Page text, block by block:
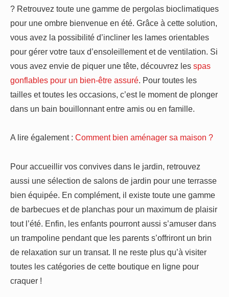
? Retrouvez toute une gamme de pergolas bioclimatiques
pour une ombre bienvenue en été. Grâce à cette solution,
vous avez la possibilité d’incliner les lames orientables
pour gérer votre taux d’ensoleillement et de ventilation. Si
vous avez envie de piquer une tête, découvrez les spas
gonflables pour un bien-être assuré. Pour toutes les
tailles et toutes les occasions, c’est le moment de plonger
dans un bain bouillonnant entre amis ou en famille.
A lire également : Comment bien aménager sa maison ?
Pour accueillir vos convives dans le jardin, retrouvez
aussi une sélection de salons de jardin pour une terrasse
bien équipée. En complément, il existe toute une gamme
de barbecues et de planchas pour un maximum de plaisir
tout l’été. Enfin, les enfants pourront aussi s’amuser dans
un trampoline pendant que les parents s’offriront un brin
de relaxation sur un transat. Il ne reste plus qu’à visiter
toutes les catégories de cette boutique en ligne pour
craquer !